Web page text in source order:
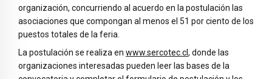
organización, concurriendo al acuerdo en la postulación las
asociaciones que compongan al menos el 51 por ciento de los
puestos totales de la feria.
La postulación se realiza en www.sercotec.cl, donde las
organizaciones interesadas pueden leer las bases de la